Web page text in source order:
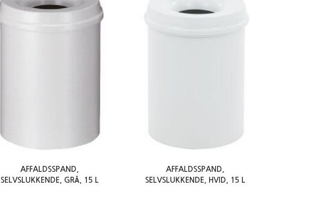
AFFALDSSPAND,
SELVSLUKKENDE, GRÅ, 15 L
AFFALDSSPAND,
SELVSLUKKENDE, HVID, 15 L